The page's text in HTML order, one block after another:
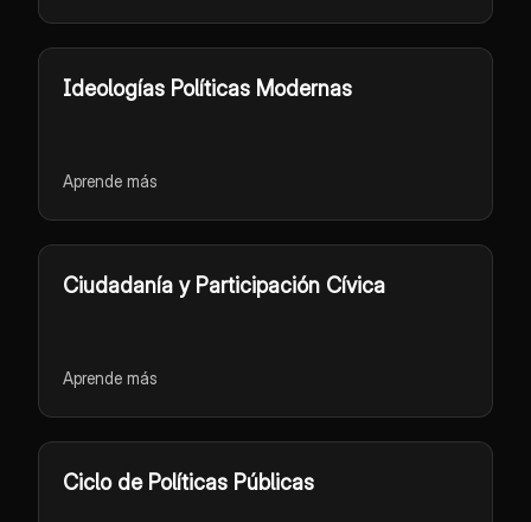
Ideologías Políticas Modernas
Aprende más
Ciudadanía y Participación Cívica
Aprende más
Ciclo de Políticas Públicas